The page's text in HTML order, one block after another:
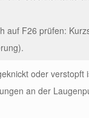
auf F26 prüfen:
oder verstopft
an der